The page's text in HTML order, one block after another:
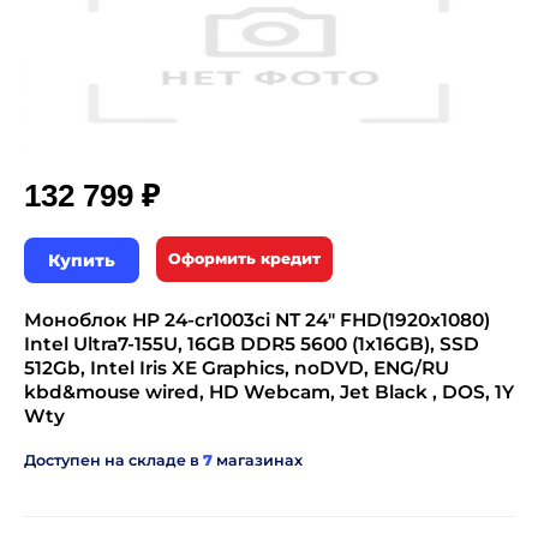
132 799 ₽
Купить Оформить кредит
Моноблок HP 24-cr1003ci NT 24" FHD(1920x1080)
Intel Ultra7-155U, 16GB DDR5 5600 (1x16GB), SSD
512Gb, Intel Iris XE Graphics, noDVD, ENG/RU
kbd&mouse wired, HD Webcam, Jet Black , DOS, 1Y
Wty
Доступен на складе в 7 магазинах